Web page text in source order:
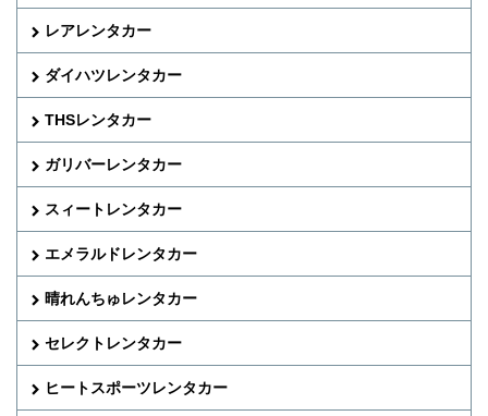
レアレンタカー
ダイハツレンタカー
THSレンタカー
ガリバーレンタカー
スィートレンタカー
エメラルドレンタカー
晴れんちゅレンタカー
セレクトレンタカー
ヒートスポーツレンタカー